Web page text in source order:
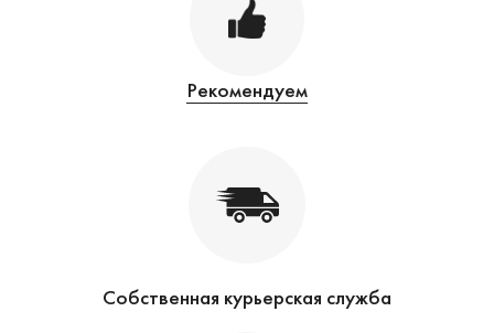
Рекомендуем
Собственная курьерская служба